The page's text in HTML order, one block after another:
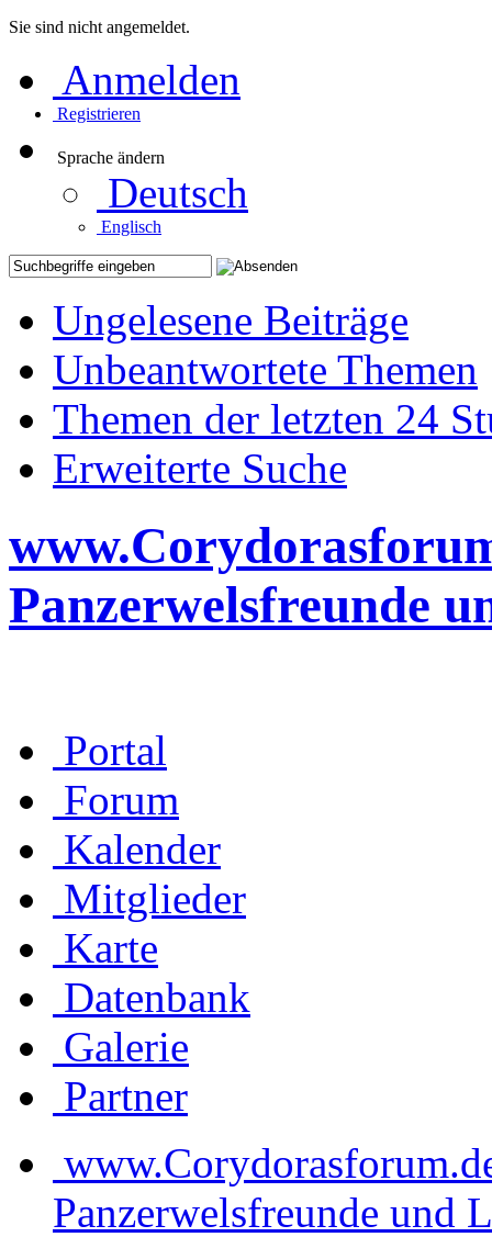
Sie sind nicht angemeldet.
Anmelden
Registrieren
Sprache ändern
Deutsch
Englisch
Ungelesene Beiträge
Unbeantwortete Themen
Themen der letzten 24
Erweiterte Suche
Panzerwelsfreunde
Portal
Forum
Kalender
Mitglieder
Karte
Datenbank
Galerie
Partner
Panzerwelsfreunde und